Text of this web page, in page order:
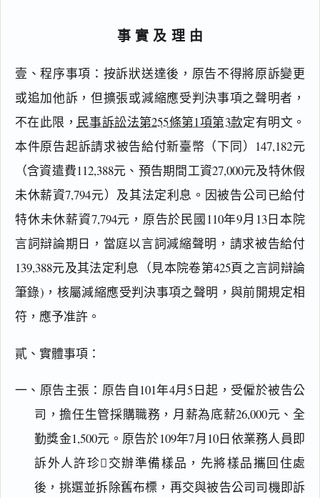
事實及理由
壹、程序事項：按訴狀送達後，原告不得將原訴變更
或追加他訴，但擴張或減縮應受判決事項之聲明者，
不在此限， 民事訴訟法第255條第1項第3款定有明文。
本件原告起訴請求被告給付新臺幣（下同）147,182元
（含資遣費112,388元、預告期間工資27,000元及特休假
未休薪資7,794元）及其法定利息。因被告公司已給付
特休未休薪資7,794元，原告於民國110年9月13日本院
言詞辯論期日，當庭以言詞減縮聲明，請求被告給付
139,388元及其法定利息（見本院卷第425頁之言詞辯論
筆錄)，核屬減縮應受判決事項之聲明，與前開規定相
符，應予准許。
貳、實體事項：
一、原告主張：原告自101年4月5日起，受僱於被告公
司，擔任生管採購職務，月薪為底薪26,000元、全
勤獎金1,500元。原告於109年7月10日依業務人員即
訴外人許珍交辦準備樣品，先將樣品攜回住處
後，挑選並拆除舊布標，再交與被告公司司機即訴